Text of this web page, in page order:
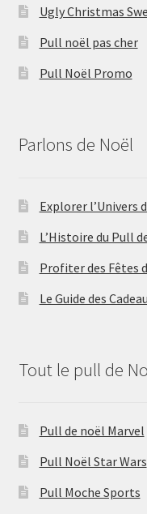
Ugly Christmas
Pull noël pas cher
Pull Noël Promo
Parlons de Noël
Explorer l’Univers
L’Histoire du Pull
Profiter des Fêtes
Le Guide des
Tout le pull de
Pull de noël Marvel
Pull Noël Star Wars
Pull Moche Sports